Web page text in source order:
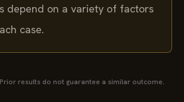
depend on a variety of factors
case.
results do not guarantee a similar outcome.